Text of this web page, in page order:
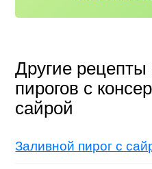
Другие
пирогов с
сайрой
Заливной пирог с